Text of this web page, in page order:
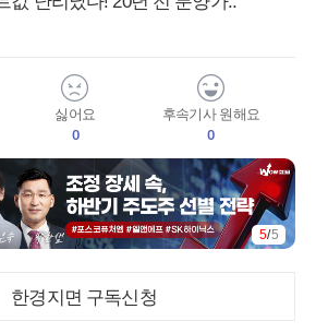
싫어요
0
후속기사 원해요
0
5/5
한경지면 구독신청